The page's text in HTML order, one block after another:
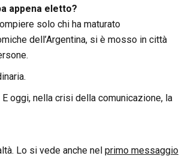
appena eletto?
solo chi ha maturato
dell’Argentina, si è mosso in città
oggi, nella crisi della comunicazione, la
Lo si vede anche nel primo messaggio